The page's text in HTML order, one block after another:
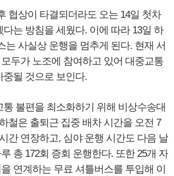
협상이 타결되더라도 오는 14일 첫차
는 방침을 세웠다. 이에 따라 13일 하
는 사실상 운행을 멈추게 된다. 현재 서
두가 노조에 참여하고 있어 대중교통
될 것으로 보인다.
불편을 최소화하기 위해 비상수송대
철은 출퇴근 집중 배차 시간을 오전 7
간 연장하고, 심야 운행 시간도 다음 날
총 172회 증회 운행한다. 또한 25개 자
연계하는 무료 셔틀버스를 투입해 이